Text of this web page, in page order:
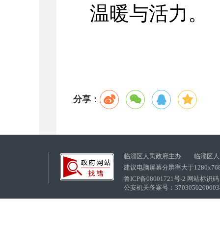
温暖与活力。
分享：
临淄区人民政府主办 临淄区人
建议电脑屏幕分辨率大于
鲁ICP备08001721号-2 网站标识
公安机关备案号：